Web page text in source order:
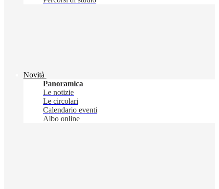
Novità
Panoramica
Le notizie
Le circolari
Calendario eventi
Albo online